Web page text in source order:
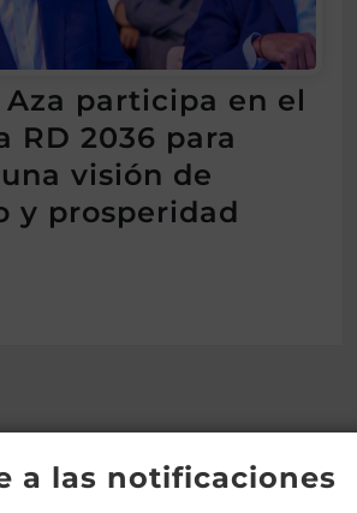
participa en el
RD 2036 para
visión de
y prosperidad
a las notificaciones